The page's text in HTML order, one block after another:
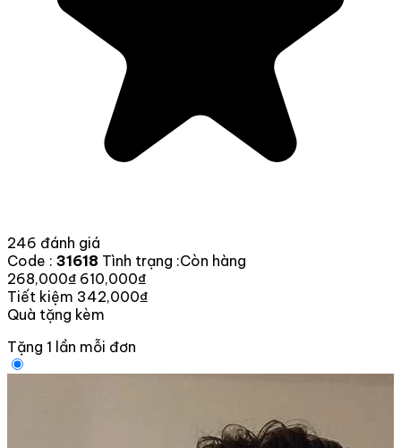
246 đánh giá
Code : 31618 Tình trạng :Còn hàng
268,000₫ 610,000₫
Tiết kiệm 342,000₫
Quà tặng kèm
Tặng 1 lần mỗi đơn